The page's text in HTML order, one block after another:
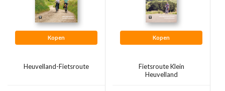
Kopen
Heuvelland-Fietsroute
Kopen
Fietsroute Klein
Heuvelland